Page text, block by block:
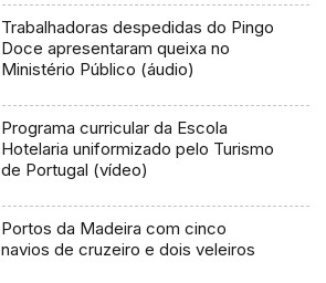
Trabalhadoras despedidas do Pingo
Doce apresentaram queixa no
Ministério Público (áudio)
Programa curricular da Escola
Hotelaria uniformizado pelo Turismo
de Portugal (vídeo)
Portos da Madeira com cinco
navios de cruzeiro e dois veleiros